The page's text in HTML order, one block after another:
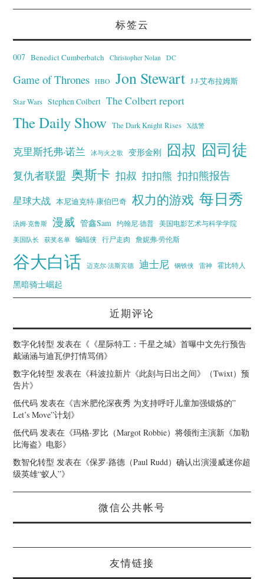
标签云
007 Benedict Cumberbatch Christopher Nolan DC
Game of Thrones HBO Jon Stewart J·J·艾布拉姆斯
Star Wars Stephen Colbert The Colbert report
The Daily Show The Dark Knight Rises X战警
克里斯托弗·诺兰 冰与火之歌 变形金刚 囧叔 囧司徒
复仇者联盟 奥斯卡 扣叔 扣扣熊 扣扣熊报告
星球大战 本尼迪克特·康伯巴奇 权力的游戏 每日秀
汤姆·克鲁斯 漫威 管鑫Sam 约翰尼·德普
美国电影艺术与科学学院
美国队长
获奖名单 蝙蝠侠 行尸走肉 詹妮弗·劳伦斯
谷大白话 迈克尔·法斯宾德 迪士尼 钢铁侠 雷神 霍比特人
黑暗骑士崛起
近期评论
数字化转型 发表在《 《星际特工：千星之城》首曝中文先行预告
戴涵涵与迪瓦伊打情骂俏》
数字化转型 发表在《科波拉新片《此刻与日出之间》（Twixt）预
告片》
低代码 发表在《吉米肥伦深夜秀 为支持呼吁儿童加强锻炼的”
Let’s Move”计划》
低代码 发表在《玛格·罗比（Margot Robbie）将领衔主演新《加勒
比海盗》电影》
数智化转型 发表在《保罗·路德（Paul Rudd）确认出演漫威迷你超
级英雄“蚁人”》
微信公共帐号
友情链接